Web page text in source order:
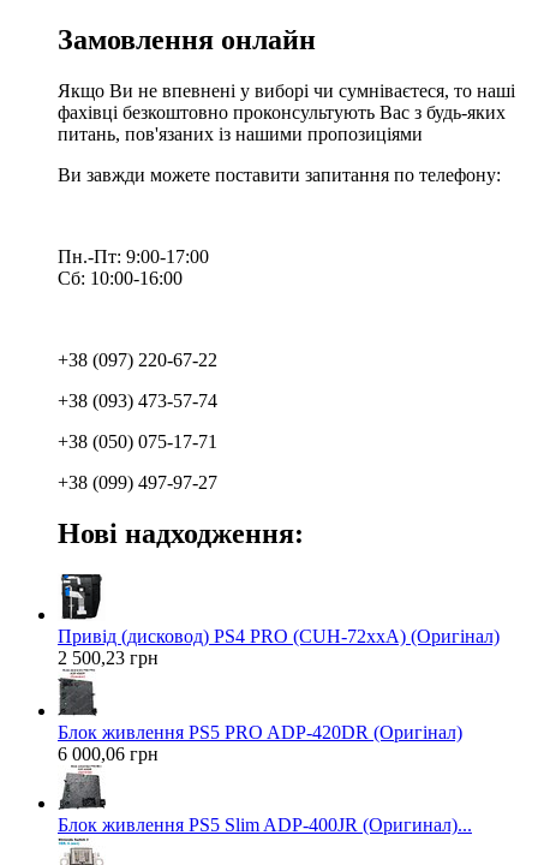
Замовлення онлайн
Якщо Ви не впевнені у виборі чи сумніваєтеся, то наші
фахівці безкоштовно проконсультують Вас з будь-яких
питань, пов'язаних із нашими пропозиціями
Ви завжди можете поставити запитання по телефону:
Пн.-Пт: 9:00-17:00
Сб: 10:00-16:00
+38 (097) 220-67-22
+38 (093) 473-57-74
+38 (050) 075-17-71
+38 (099) 497-97-27
Нові надходження:
Привід (дисковод) PS4 PRO (CUH-72xxA) (Оригінал)
2 500,23 грн
Блок живлення PS5 PRO ADP-420DR (Оригінал)
6 000,06 грн
Блок живлення PS5 Slim ADP-400JR (Оригинал)...